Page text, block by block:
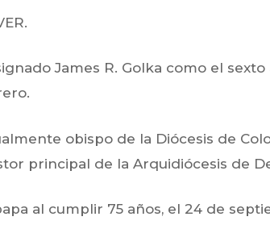
James R. Golka como el sexto
obispo de la Diócesis de
principal de la Arquidiócesis de
al cumplir 75 años, el 24 de